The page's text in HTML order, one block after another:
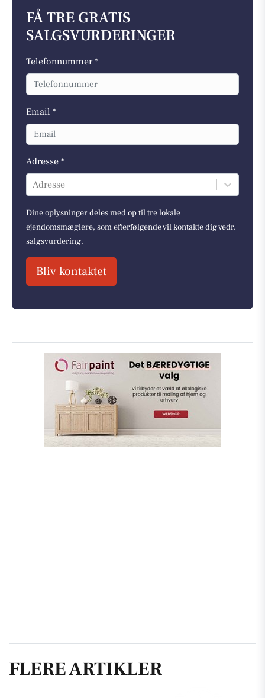
FÅ TRE GRATIS
SALGSVURDERINGER
Telefonnummer *
Email *
Adresse *
Adresse
Dine oplysninger deles med op til tre lokale
ejendomsmæglere, som efterfølgende vil kontakte dig vedr.
salgsvurdering.
Bliv kontaktet
FLERE ARTIKLER